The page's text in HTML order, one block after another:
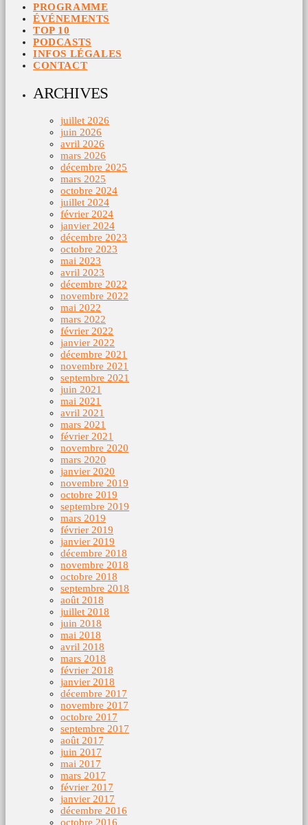
PROGRAMME
ÉVÉNEMENTS
TOP 10
PODCASTS
INFOS LÉGALES
CONTACT
ARCHIVES
juillet 2026
juin 2026
avril 2026
mars 2026
décembre 2025
mars 2025
octobre 2024
juillet 2024
février 2024
janvier 2024
décembre 2023
octobre 2023
mai 2023
avril 2023
décembre 2022
novembre 2022
mai 2022
mars 2022
février 2022
janvier 2022
décembre 2021
novembre 2021
septembre 2021
juin 2021
mai 2021
avril 2021
mars 2021
février 2021
novembre 2020
mars 2020
janvier 2020
novembre 2019
octobre 2019
septembre 2019
mars 2019
février 2019
janvier 2019
décembre 2018
novembre 2018
octobre 2018
septembre 2018
août 2018
juillet 2018
juin 2018
mai 2018
avril 2018
mars 2018
février 2018
janvier 2018
décembre 2017
novembre 2017
octobre 2017
septembre 2017
août 2017
juin 2017
mai 2017
mars 2017
février 2017
janvier 2017
décembre 2016
octobre 2016